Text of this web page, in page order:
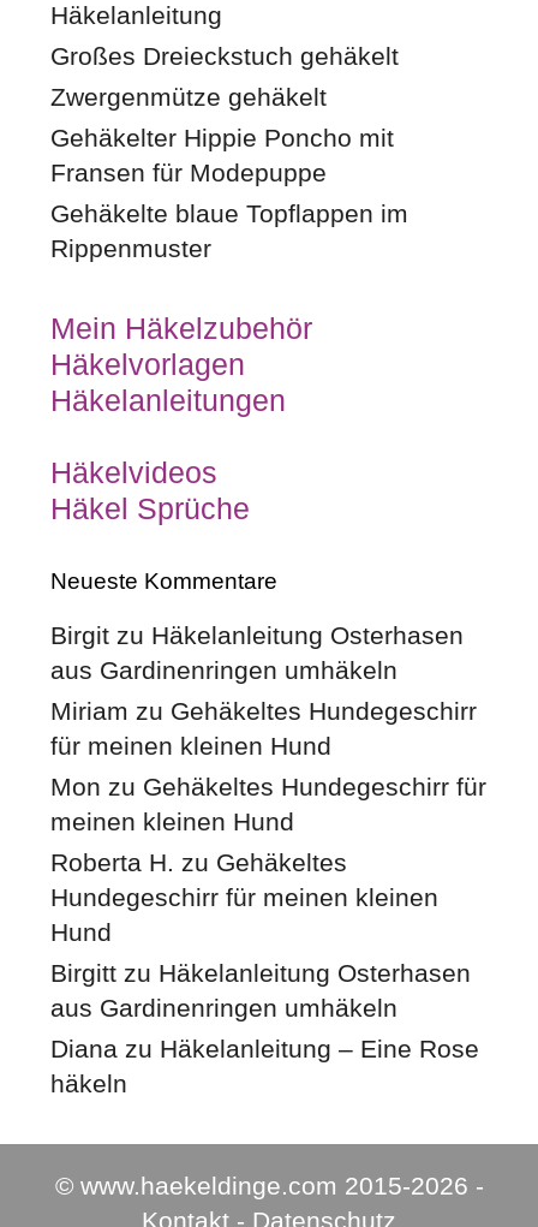
Häkelanleitung
Großes Dreieckstuch gehäkelt
Zwergenmütze gehäkelt
Gehäkelter Hippie Poncho mit
Fransen für Modepuppe
Gehäkelte blaue Topflappen im
Rippenmuster
Mein Häkelzubehör
Häkelvorlagen
Häkelanleitungen
Häkelvideos
Häkel Sprüche
Neueste Kommentare
Birgit zu Häkelanleitung Osterhasen
aus Gardinenringen umhäkeln
Miriam zu Gehäkeltes Hundegeschirr
für meinen kleinen Hund
Mon zu Gehäkeltes Hundegeschirr für
meinen kleinen Hund
Roberta H. zu Gehäkeltes
Hundegeschirr für meinen kleinen
Hund
Birgitt zu Häkelanleitung Osterhasen
aus Gardinenringen umhäkeln
Diana zu Häkelanleitung – Eine Rose
häkeln
© www.haekeldinge.com 2015-2026 -
Kontakt - Datenschutz